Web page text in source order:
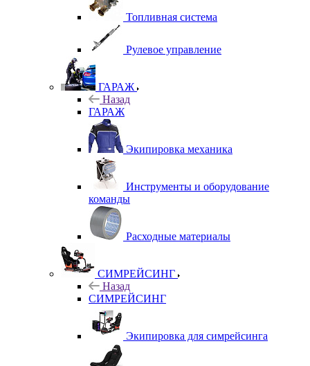
Топливная система
Рулевое управление
ГАРАЖ
Назад
ГАРАЖ
Экипировка механика
Инструменты и оборудование
команды
Расходные материалы
СИМРЕЙСИНГ
Назад
СИМРЕЙСИНГ
Экипировка для симрейсинга